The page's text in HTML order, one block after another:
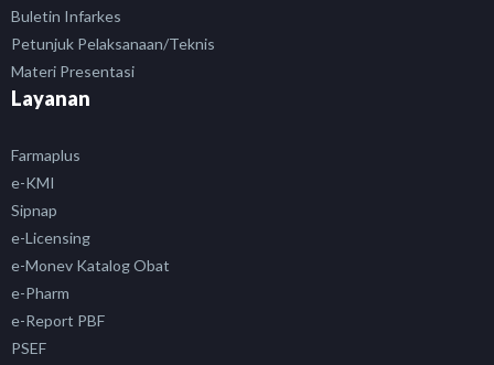
Buletin Infarkes
Petunjuk Pelaksanaan/Teknis
Materi Presentasi
Layanan
Farmaplus
e-KMI
Sipnap
e-Licensing
e-Monev Katalog Obat
e-Pharm
e-Report PBF
PSEF